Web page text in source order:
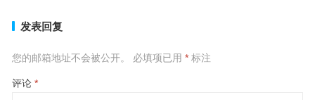
发表回复
您的邮箱地址不会被公开。 必填项已用 *标注
评论 *